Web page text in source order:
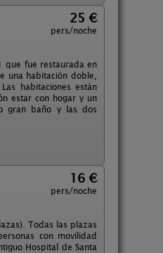
25 €
pers/noche
que fue restaurada en
una habitación doble,
habitaciones están
estar con hogar y un
gran baño y las dos
16 €
pers/noche
Todas las plazas
con movilidad
Hospital de Santa